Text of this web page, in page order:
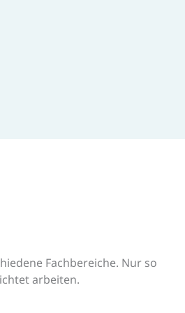
Fachbereiche. Nur so
arbeiten.